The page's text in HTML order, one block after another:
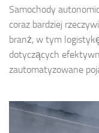
Samochody
coraz bardziej
branż, w tym
dotyczących
zautomatyzowane